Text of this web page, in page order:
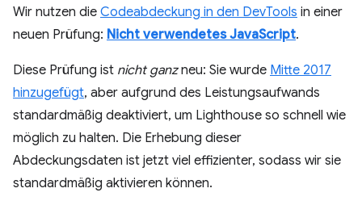
Wir nutzen die Codeabdeckung in den DevTools in einer
neuen Prüfung: Nicht verwendetes JavaScript.
Diese Prüfung ist nicht ganzneu: Sie wurde Mitte 2017
hinzugefügt, aber aufgrund des Leistungsaufwands
standardmäßig deaktiviert, um Lighthouse so schnell wie
möglich zu halten. Die Erhebung dieser
Abdeckungsdaten ist jetzt viel effizienter, sodass wir sie
standardmäßig aktivieren können.